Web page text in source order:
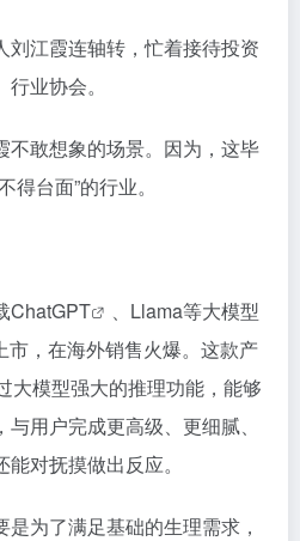
刘江霞连轴转，忙着接待投资
业协会。
不敢想象的场景。因为，这毕
得台面”的行业。
ChatGPT
、Llama等大模型
市，在海外销售火爆。这款产
大模型强大的推理功能，能够
用户完成更高级、更细腻、
对抚摸做出反应。
为了满足基础的生理需求，